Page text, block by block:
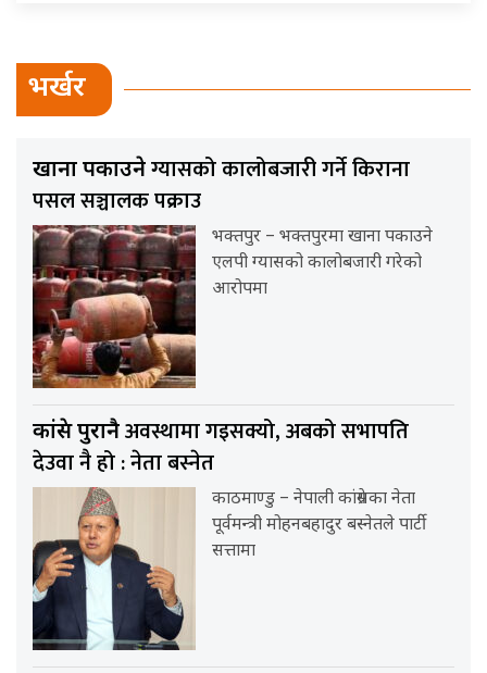
भर्खर
खाना पकाउनेग्यासको कालोबजारी गर्ने किराना
पसल सञ्चालक पक्राउ
भक्तपुर – भक्तपुरमा खाना पकाउने
एलपी ग्यासको कालोबजारी गरेको
आरोपमा
कांग्रेस पुरानैअवस्थामा गइसक्यो, अबको सभापति
देउवा नै हो : नेता बस्नेत
काठमाण्डु – नेपाली कांग्रेसका नेता
पूर्वमन्त्री मोहनबहादुर बस्नेतले पार्टी
सत्तामा